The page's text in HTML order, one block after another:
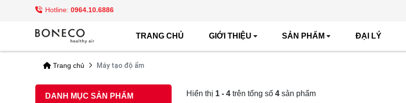
Hotline: 0964.10.6886
TRANG CHỦ GIỚI THIỆU SẢN PHẨM ĐẠI LÝ
Trang chủ Máy tạo độ ẩm
DANH MỤC SẢN PHẨM Hiển thị 1 - 4trên tổng số 4sản phẩm